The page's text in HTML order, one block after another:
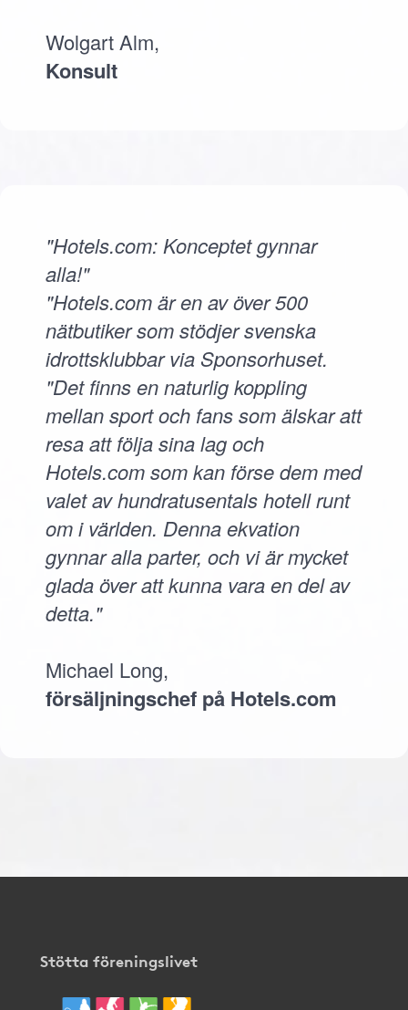
Wolgart Alm,
Konsult
"Hotels.com: Konceptet gynnar
alla!"
"Hotels.com är en av över 500
nätbutiker som stödjer svenska
idrottsklubbar via Sponsorhuset.
"Det finns en naturlig koppling
mellan sport och fans som älskar att
resa att följa sina lag och
Hotels.com som kan förse dem med
valet av hundratusentals hotell runt
om i världen. Denna ekvation
gynnar alla parter, och vi är mycket
glada över att kunna vara en del av
detta."
Michael Long,
försäljningschef på Hotels.com
Stötta föreningslivet